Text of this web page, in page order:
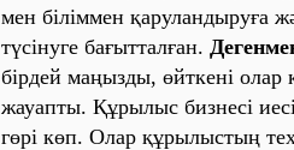
мен біліммен қаруландыруға
түсінуге бағытталған.
бірдей маңызды, өйткені олар
жауапты. Құрылыс бизнесі
гөрі көп. Олар құрылыстың